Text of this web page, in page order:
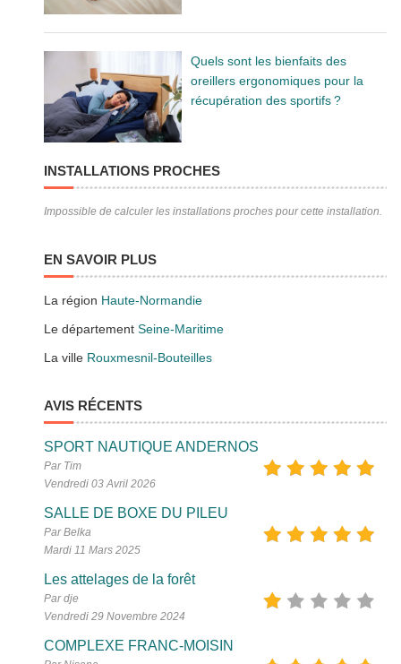
Quels sont les bienfaits des
oreillers ergonomiques pour la
récupération des sportifs ?
INSTALLATIONS PROCHES
Impossible de calculer les installations proches pour cette installation.
EN SAVOIR PLUS
La région Haute-Normandie
Le départementSeine-Maritime
La ville Rouxmesnil-Bouteilles
AVIS RÉCENTS
SPORT NAUTIQUE ANDERNOS
Par Tim
Vendredi 03 Avril 2026
SALLE DE BOXE DU PILEU
Par Belka
Mardi 11 Mars 2025
Les attelages de la forêt
Par dje
Vendredi 29 Novembre 2024
COMPLEXE FRANC-MOISIN